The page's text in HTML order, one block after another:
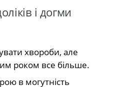
і догми
хвороби, але
роком все більше.
в могутність